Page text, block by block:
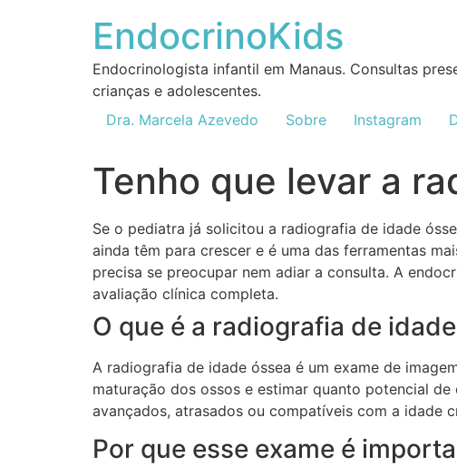
EndocrinoKids
Endocrinologista infantil em Manaus. Consultas
crianças e adolescentes.
Dra. Marcela Azevedo
Sobre Instagram
Tenho que levar a
Se o pediatra já solicitou a radiografia de idade
ainda têm para crescer e é uma das ferramentas
precisa se preocupar nem adiar a consulta. A
avaliação clínica completa.
O que é a radiografia de
A radiografia de idade óssea é um exame de
maturação dos ossos e estimar quanto potencial
avançados, atrasados ou compatíveis com a idade
Por que esse exame é